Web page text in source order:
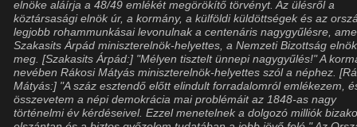
elnöke aláírja a 48/49 emlékét megörökítő törvényt. Az ülésről a
köztársasági elnök úr, a kormány, a külföldi küldöttségek és az
legjobb rohammunkásai levonulnak a centenáris nagygyűlésre,
Szakasits Árpád miniszterelnök-helyettes, a Nemzeti Bizottság
meg. [Szakasits Árpád:] "Mélyen tisztelt ünnepi nagygyűlés!" A
nevében Rákosi Mátyás miniszterelnök-helyettes szól a néphez.
Mátyás:] "A száz esztendő előtt elindult forradalomról emlékezem,
összevetem a népi demokrácia mai problémáit az 1848-as nagy
történelmi év kérdéseivel. Ezzel menetelnek a dolgozó milliók